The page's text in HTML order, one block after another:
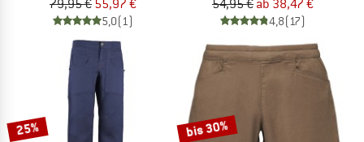
79,95 € 55,97 €
5,0(1)
54,95 € ab 38,47 €
4,8(17)
25% bis 30%